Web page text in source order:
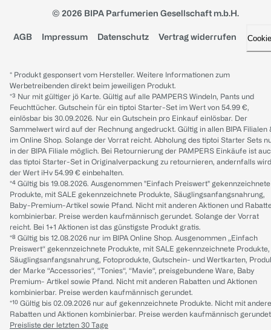
© 2026 BIPA Parfumerien Gesellschaft m.b.H.
AGB Impressum Datenschutz Vertrag widerrufen
* Produkt gesponsert vom Hersteller. Weitere Informationen zum
Werbetreibenden direkt beim jeweiligen Produkt.
*³ Nur mit gültiger jö Karte. Gültig auf alle PAMPERS Windeln, Pants und
Feuchttücher. Gutschein für ein tiptoi Starter-Set im Wert von 54.99 €,
einlösbar bis 30.09.2026. Nur ein Gutschein pro Einkauf einlösbar. Der
Sammelwert wird auf der Rechnung angedruckt. Gültig in allen BIPA Filialen
im Online Shop. Solange der Vorrat reicht. Abholung des tiptoi Starter Sets
in der BIPA Filiale möglich. Bei Retournierung der PAMPERS Einkäufe ist
das tiptoi Starter-Set in Originalverpackung zu retournieren, andernfalls wird
der Wert iHv 54.99 € einbehalten.
*⁴ Gültig bis 19.08.2026. Ausgenommen "Einfach Preiswert" gekennzeichnete
Produkte, mit SALE gekennzeichnete Produkte, Säuglingsanfangsnahrung,
Baby-Premium-Artikel sowie Pfand. Nicht mit anderen Aktionen und
kombinierbar. Preise werden kaufmännisch gerundet. Solange der Vorrat
reicht. Bei 1+1 Aktionen ist das günstigste Produkt gratis.
*⁸ Gültig bis 12.08.2026 nur im BIPA Online Shop. Ausgenommen „Einfach
Preiswert“ gekennzeichnete Produkte, mit SALE gekennzeichnete Produkte,
Säuglingsanfangsnahrung, Fotoprodukte, Gutschein- und Wertkarten,
der Marke “Accessories“, “Tonies“, “Mavie“, preisgebundene Ware, Baby
Premium- Artikel sowie Pfand. Nicht mit anderen Rabatten und Aktionen
kombinierbar. Preise werden kaufmännisch gerundet.
*¹⁰ Gültig bis 02.09.2026 nur auf gekennzeichnete Produkte. Nicht mit
Rabatten und Aktionen kombinierbar. Preise werden kaufmännisch
Preisliste der letzten 30 Tage